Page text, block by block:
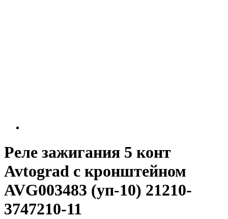
Реле зажигания 5 конт
Avtograd с кронштейном
AVG003483 (уп-10) 21210-
3747210-11